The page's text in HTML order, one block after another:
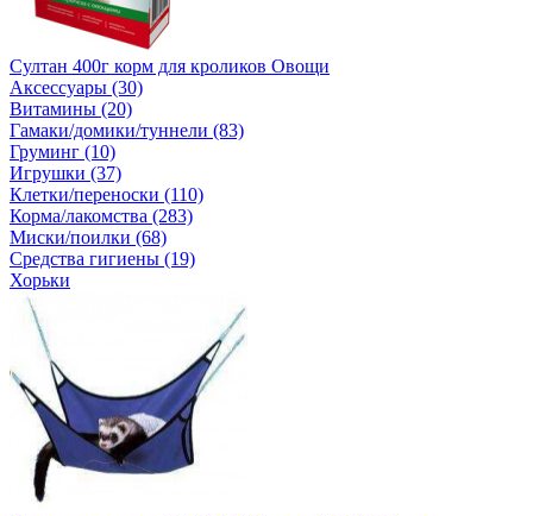
Султан 400г корм для кроликов Овощи
Аксессуары (30)
Витамины (20)
Гамаки/домики/туннели (83)
Груминг (10)
Игрушки (37)
Клетки/переноски (110)
Корма/лакомства (283)
Миски/поилки (68)
Средства гигиены (19)
Хорьки